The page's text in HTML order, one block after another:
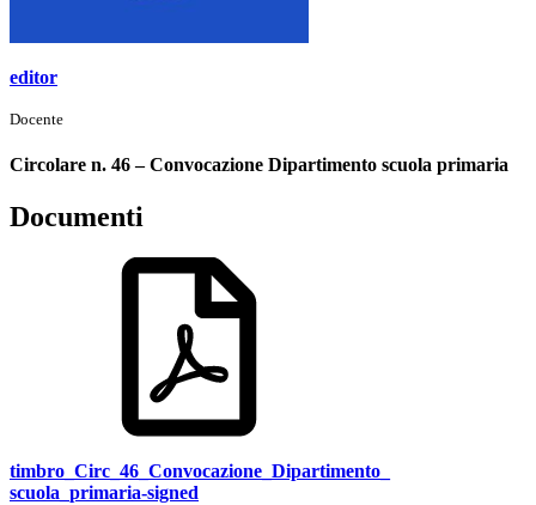
editor
Docente
Circolare n. 46 – Convocazione Dipartimento scuola primaria
Documenti
timbro_Circ_46_Convocazione_Dipartimento_
scuola_primaria-signed